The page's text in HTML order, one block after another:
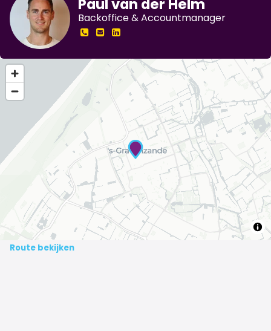
Paul van der Helm
Backoffice & Accountmanager
Route bekijken